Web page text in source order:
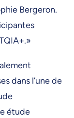
Bergeron.
dans l’une de
étude